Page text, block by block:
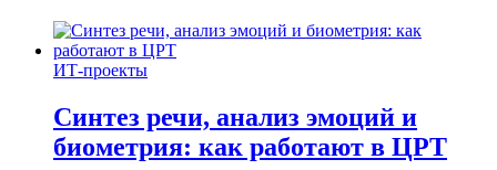
ИТ-проекты
Синтез речи, анализ эмоций и
биометрия: как работают в ЦРТ